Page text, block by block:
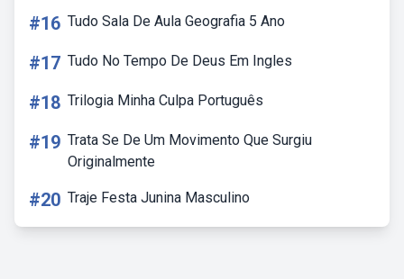
#16 Tudo Sala De Aula Geografia 5 Ano
#17 Tudo No Tempo De Deus Em Ingles
#18 Trilogia Minha Culpa Português
#19 Trata Se De Um Movimento Que Surgiu
Originalmente
#20 Traje Festa Junina Masculino